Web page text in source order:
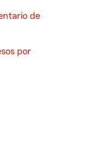
de
por